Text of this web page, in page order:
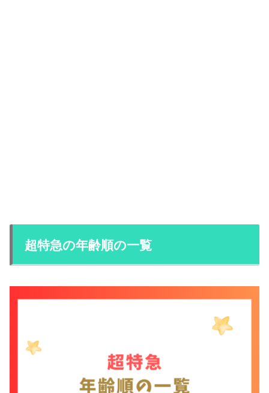
超特急の年齢順の一覧